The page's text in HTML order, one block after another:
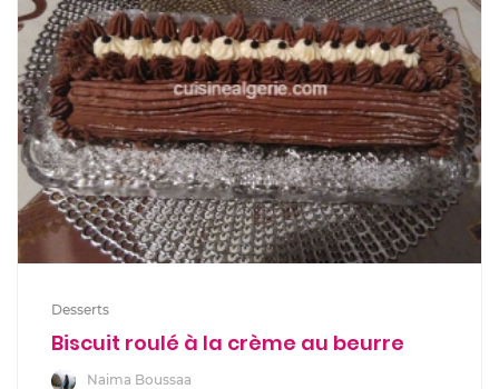
Desserts
Biscuit roulé à la crème au beurre
Naima Boussaa